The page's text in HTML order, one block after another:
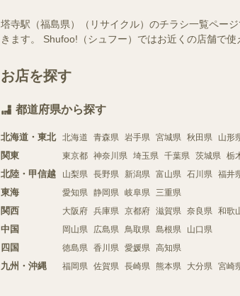
塔寺駅（福島県）（リサイクル）のチラシ一覧ペー
きます。 Shufoo!（シュフー）ではお近くの店舗で
お店を探す
都道府県から探す
北海道・東北 北海道 青森県 岩手県 宮城県 秋田県 山形
関東 東京都 神奈川県 埼玉県 千葉県 茨城県 栃
北陸・甲信越 山梨県 長野県 新潟県 富山県 石川県 福井
東海 愛知県 静岡県 岐阜県 三重県
関西 大阪府 兵庫県 京都府 滋賀県 奈良県 和歌
中国 岡山県 広島県 鳥取県 島根県 山口県
四国 徳島県 香川県 愛媛県 高知県
九州・沖縄 福岡県 佐賀県 長崎県 熊本県 大分県 宮崎